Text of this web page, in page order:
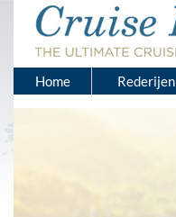
Home Rederijen